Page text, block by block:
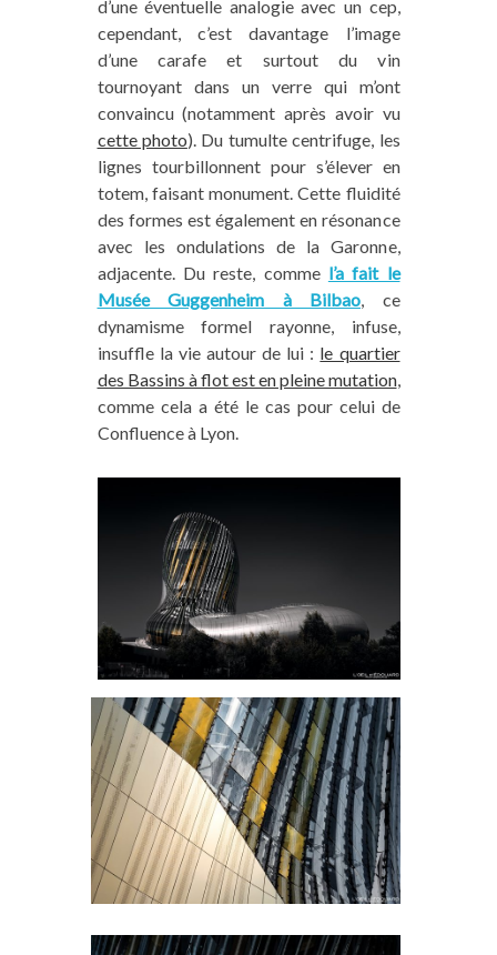
d’une éventuelle analogie avec un cep,
cependant, c’est davantage l’image
d’une carafe et surtout du vin
tournoyant dans un verre qui m’ont
convaincu (notamment après avoir vu
cette photo). Du tumulte centrifuge, les
lignes tourbillonnent pour s’élever en
totem, faisant monument. Cette fluidité
des formes est également en résonance
avec les ondulations de la Garonne,
adjacente. Du reste, comme l’a fait le
Musée Guggenheim à Bilbao , ce
dynamisme formel rayonne, infuse,
insuffle la vie autour de lui : le quartier
des Bassins à flot est en pleine mutation,
comme cela a été le cas pour celui de
Confluence à Lyon.